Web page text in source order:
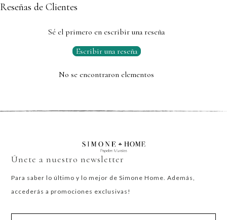
Reseñas de Clientes
Sé el primero en escribir una reseña
Escribir una reseña
No se encontraron elementos
Únete a nuestro newsletter
Para saber lo último y lo mejor de Simone Home. Además,
accederás a promociones exclusivas!